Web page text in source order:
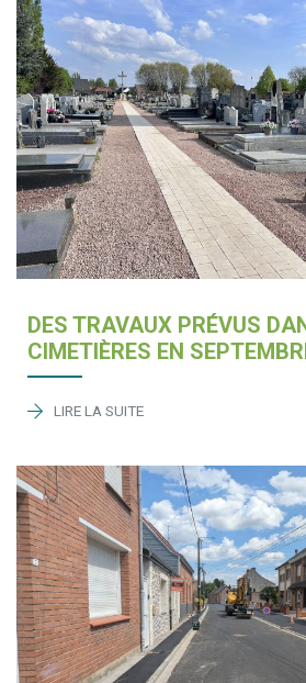
DES TRAVAUX PRÉVUS
CIMETIÈRES EN
LIRE LA SUITE